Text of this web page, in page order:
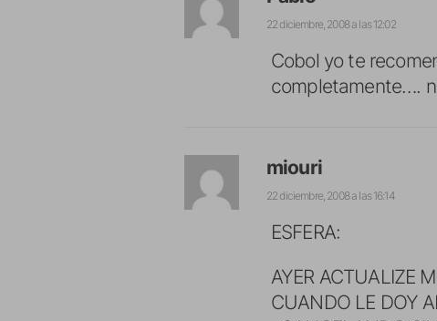
22 diciembre, 2008 a las 12:02
Cobol yo te
completamente….
miouri
22 diciembre, 2008 a las 16:14
ESFERA:
AYER ACTUALIZE
CUANDO LE DOY